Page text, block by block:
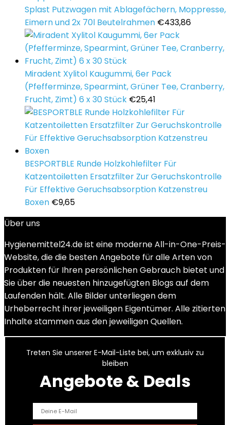
Splast Putzwagen mit Ablagefächern, Moppresse,
Eimern und 2x 70l Beutelrahmen €433,86
Miradent Xylitol Kaugummi, 6er Pack
(Pfefferminze, Spearmint, Grüner Tee, Cranberry,
Frucht, Zimt) 6 x 30 Stück €25,41
BESPORTBLE Runde Holzkohlefilter Für
Katzentoiletten Ersatzfilter Zur Geruchskontrolle
Für Effektive Geruchsabsorption Katzenstreu
Boxen €9,65
Über uns
Hygienemittel24.de ist eine moderne All-in-One-Preis-
Website, die die besten Angebote für alle Arten von
Produkten für Ihren persönlichen Gebrauch bietet und
Sie über die neuesten hinzugefügten Blogs auf dem
Laufenden hält. Alle Bilder unterliegen dem
Urheberrecht ihrer jeweiligen Eigentümer. Alle zitierten
Inhalte stammen aus den jeweiligen Quellen.
Treten Sie unserer E-Mail-Liste bei, um exklusiv zu
bleiben
Angebote & Deals